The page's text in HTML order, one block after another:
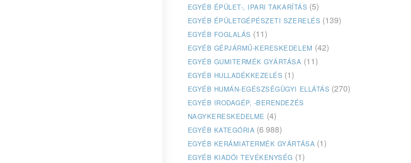
EGYÉB ÉPÜLET-, IPARI TAKARÍTÁS (5)
EGYÉB ÉPÜLETGÉPÉSZETI SZERELÉS (139)
EGYÉB FOGLALÁS (11)
EGYÉB GÉPJÁRMŰ-KERESKEDELEM (42)
EGYÉB GUMITERMÉK GYÁRTÁSA (11)
EGYÉB HULLADÉKKEZELÉS (1)
EGYÉB HUMÁN-EGÉSZSÉGÜGYI ELLÁTÁS (270)
EGYÉB IRODAGÉP, -BERENDEZÉS
NAGYKERESKEDELME (4)
EGYÉB KATEGÓRIA (6 988)
EGYÉB KERÁMIATERMÉK GYÁRTÁSA (1)
EGYÉB KIADÓI TEVÉKENYSÉG (1)